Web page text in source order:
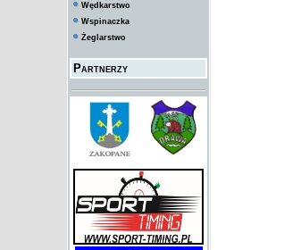
Wędkarstwo
Wspinaczka
Żeglarstwo
Partnerzy